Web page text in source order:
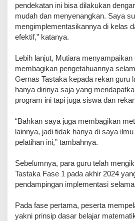
pendekatan ini bisa dilakukan
mudah dan menyenangkan. Saya
mengimplementasikannya di kelas
efektif,” katanya.
Lebih lanjut, Mutiara
membagikan pengetahuannya
Gernas Tastaka kepada rekan guru
hanya dirinya saja yang
program ini tapi juga siswa dan
“Bahkan saya juga membagikan
lainnya, jadi tidak hanya di saya
pelatihan ini,” tambahnya.
Sebelumnya, para guru telah
Tastaka Fase 1 pada akhir 2024
pendampingan implementasi
Pada fase pertama, peserta
yakni prinsip dasar belajar